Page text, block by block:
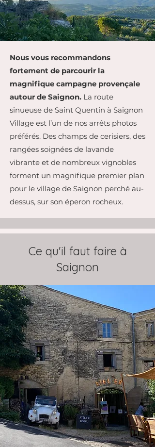
Nous vous recommandons
fortement de parcourir la
magnifique campagne provençale
autour de Saignon. La route
sinueuse de Saint Quentin à Saignon
Village est l’un de nos arrêts photos
préférés. Des champs de cerisiers, des
rangées soignées de lavande
vibrante et de nombreux vignobles
forment un magnifique premier plan
pour le village de Saignon perché au-
dessus, sur son éperon rocheux.
Ce qu'il faut faire à
Saignon